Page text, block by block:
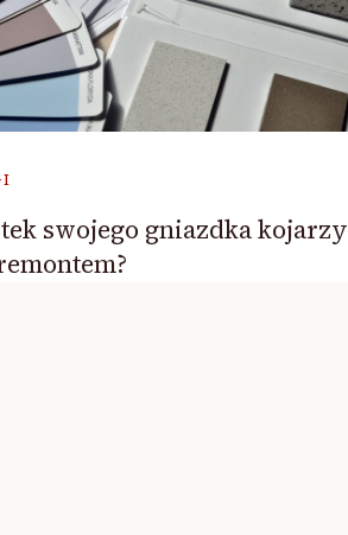
swojego gniazdka kojarzy